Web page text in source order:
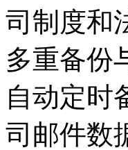
司制度和
多重备份
自动定时
司邮件数